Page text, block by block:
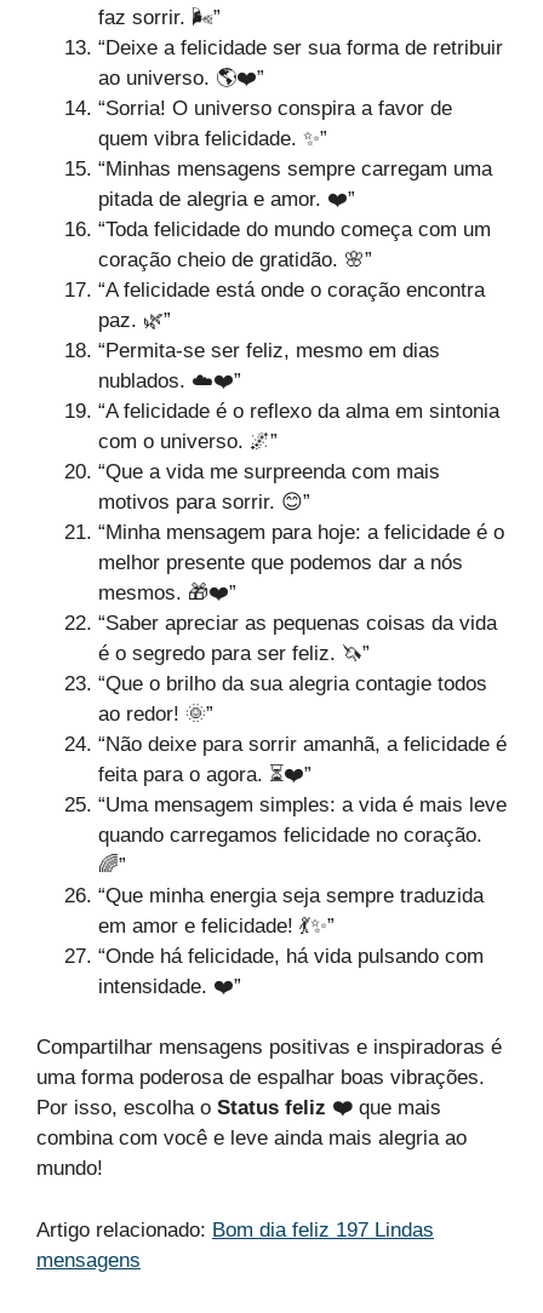
faz sorrir. 🌬️”
“Deixe a felicidade ser sua forma de retribuir
ao universo. 🌎❤️”
“Sorria! O universo conspira a favor de
quem vibra felicidade. ✨”
“Minhas mensagens sempre carregam uma
pitada de alegria e amor. ❤️”
“Toda felicidade do mundo começa com um
coração cheio de gratidão. 🌸”
“A felicidade está onde o coração encontra
paz. 🌿”
“Permita-se ser feliz, mesmo em dias
nublados. ☁️❤️”
“A felicidade é o reflexo da alma em sintonia
com o universo. 🌌”
“Que a vida me surpreenda com mais
motivos para sorrir. 😊”
“Minha mensagem para hoje: a felicidade é o
melhor presente que podemos dar a nós
mesmos. 🎁❤️”
“Saber apreciar as pequenas coisas da vida
é o segredo para ser feliz. 🦄”
“Que o brilho da sua alegria contagie todos
ao redor! 🌞”
“Não deixe para sorrir amanhã, a felicidade é
feita para o agora. ⏳❤️”
“Uma mensagem simples: a vida é mais leve
quando carregamos felicidade no coração.
🌈”
“Que minha energia seja sempre traduzida
em amor e felicidade! 💃✨”
“Onde há felicidade, há vida pulsando com
intensidade. ❤️”
Compartilhar mensagens positivas e inspiradoras é
uma forma poderosa de espalhar boas vibrações.
Por isso, escolha o Status feliz ❤️ que mais
combina com você e leve ainda mais alegria ao
mundo!
Artigo relacionado: Bom dia feliz 197 Lindas
mensagens